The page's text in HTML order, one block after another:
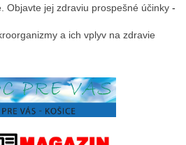
Objavte jej zdraviu prospešné účinky -
a ich vplyv na zdravie